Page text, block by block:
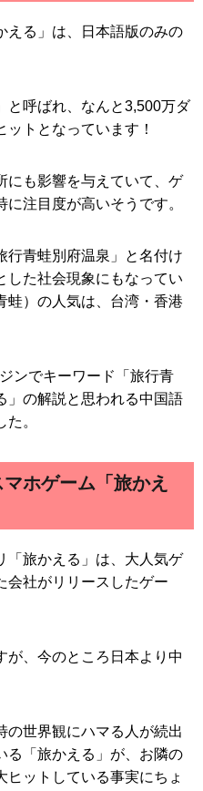
える」は、日本語版のみの
と呼ばれ、なんと3,500万ダ
トとなっています！
にも影響を与えていて、ゲ
注目度が高いそうです。
行青蛙別府温泉」と名付け
した社会現象にもなってい
蛙）の人気は、台湾・香港
ンでキーワード「旅行青
」の解説と思われる中国語
。
ホゲーム「旅かえ
「旅かえる」は、大人気ゲ
会社がリリースしたゲー
が、今のところ日本より中
の世界観にハマる人が続出
る「旅かえる」が、お隣の
ットしている事実にちょ